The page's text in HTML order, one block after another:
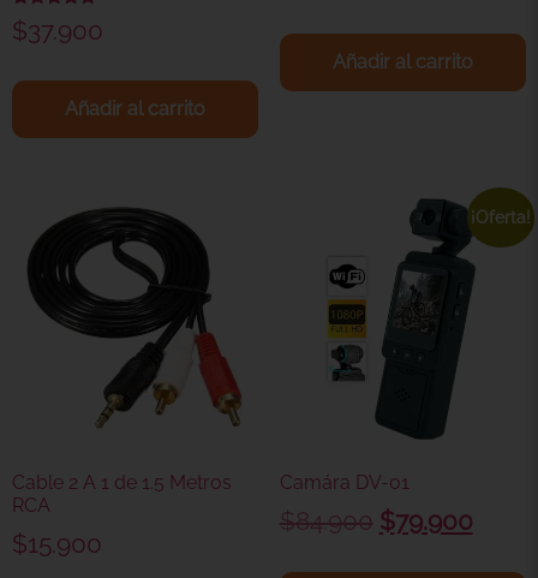
Valorado
con
$37.900
Añadir al carrito
Añadir al carrito
Cable 2 A 1 de 1.5 Metros
RCA
$15.900
¡Oferta!
Camára DV-01
$84.900 $79.900